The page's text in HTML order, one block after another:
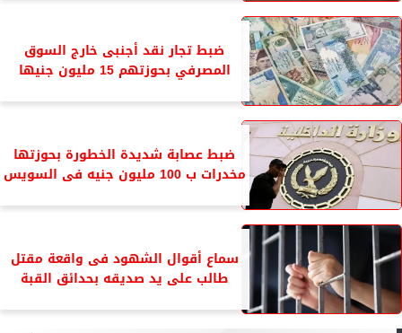
ضبط تجار نقد أجنبى خارج السوق
المصرفي بحوزتهم 15 مليون جنيها
ضبط عصابة شديدة الخطورة بحوزتها
مخدرات ب 100 مليون جنيه فى السويس
سماع أقوال الشهود فى واقعة مقتل
طالب على يد صديقه بحدائق القبة